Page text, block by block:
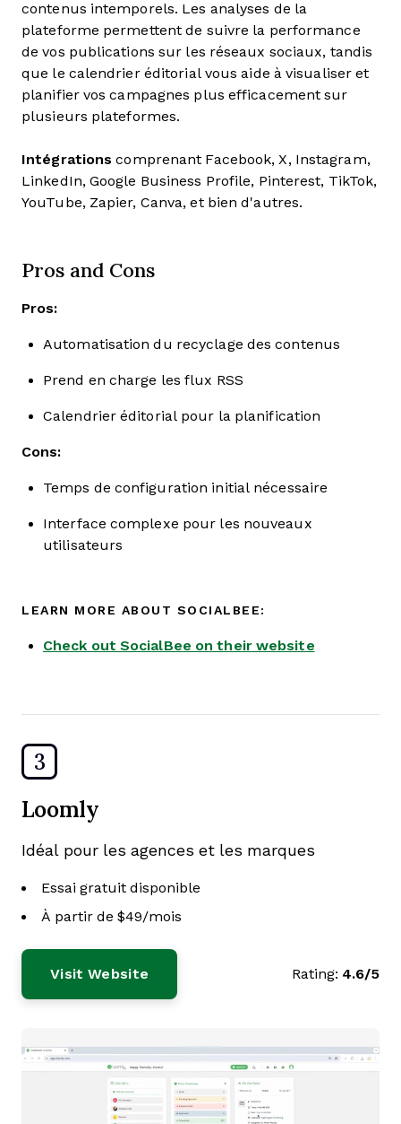
contenus intemporels. Les analyses de la
plateforme permettent de suivre la performance
de vos publications sur les réseaux sociaux, tandis
que le calendrier éditorial vous aide à visualiser et
planifier vos campagnes plus efficacement sur
plusieurs plateformes.
Intégrations comprenant Facebook, X, Instagram,
LinkedIn, Google Business Profile, Pinterest, TikTok,
YouTube, Zapier, Canva, et bien d'autres.
Pros and Cons
Pros:
Automatisation du recyclage des contenus
Prend en charge les flux RSS
Calendrier éditorial pour la planification
Cons:
Temps de configuration initial nécessaire
Interface complexe pour les nouveaux
utilisateurs
LEARN MORE ABOUT SOCIALBEE:
Check out SocialBee on their website
3
Loomly
Idéal pour les agences et les marques
Essai gratuit disponible
À partir de $49/mois
Visit Website Rating: 4.6/5